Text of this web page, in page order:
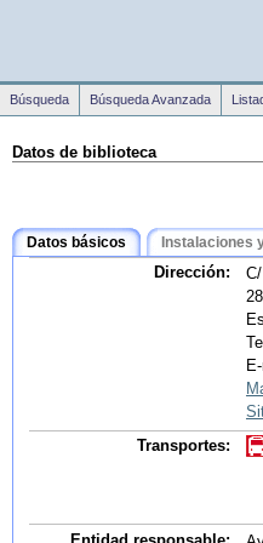
Datos de biblioteca
Datos básicos Instalaciones
Dirección:
Transportes:
Búsqueda Búsqueda Avanzada